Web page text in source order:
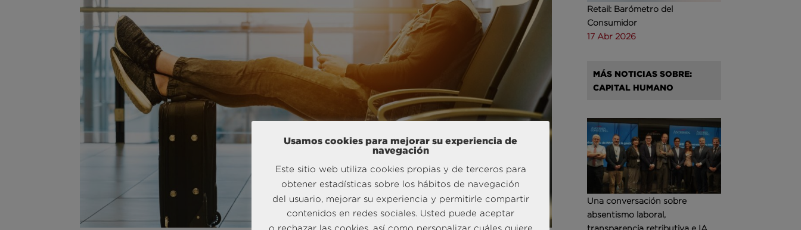
Retail: Barómetro del
Consumidor
17 Abr 2026
MÁS NOTICIAS SOBRE:
CAPITAL HUMANO
Una conversación sobre
absentismo laboral,
transparencia retributiva e IA
Usamos cookies para mejorar su experiencia de
navegación
Este sitio web utiliza cookies propias y de terceros para
obtener estadísticas sobre los hábitos de navegación
del usuario, mejorar su experiencia y permitirle compartir
contenidos en redes sociales. Usted puede aceptar
o rechazar las cookies, así como personalizar cuáles quiere